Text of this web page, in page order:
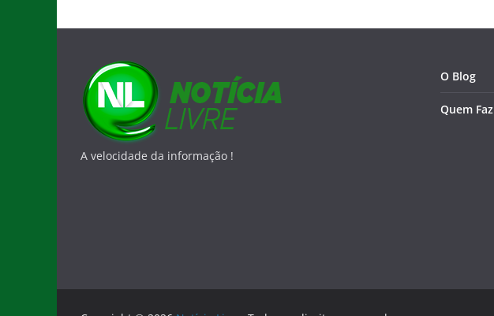
A velocidade da informação !
O Blog
Quem Faz